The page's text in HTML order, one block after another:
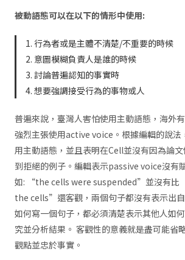
被動語態可以在以下的情形中使用:
1. 行為者或是主體不清楚/不重要的時候
2. 意圖模糊負責人是誰的時候
3. 討論普遍認知的事實時
4. 想要強調接受行為的事物或人
普遍來說，臺灣人害怕使用主動語態，海外
強烈主張使用active voice。根據編輯的說法
用主動語態，並且表明在Cell並沒有因為論
到拒絕的例子。編輯表示passive voice沒有
如: “the cells were suspended”並沒有比
the cells”還客觀，兩個句子都沒有表示出
如何寫一個句子，都必須清楚表示其他人如
究並分析結果。 客觀性的意義就是盡可能省
觀點並忠於事實。